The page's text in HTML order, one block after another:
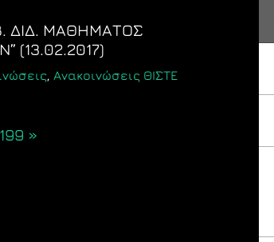
ΔΙΔ. ΜΑΘΗΜΑΤΟΣ
(13.02.2017)
, Ανακοινώσεις ΘΙΣΤΕ
199 »